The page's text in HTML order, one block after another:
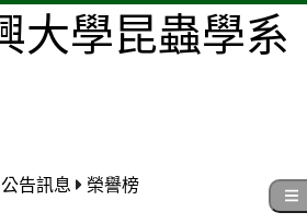
公告訊息 榮譽榜